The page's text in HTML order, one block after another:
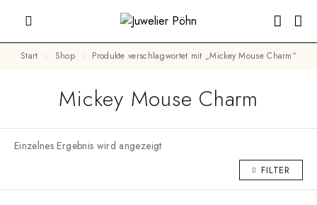
Start Shop Produkte verschlagwortet mit „Mickey Mouse Charm“
Mickey Mouse Charm
Einzelnes Ergebnis wird angezeigt
FILTER